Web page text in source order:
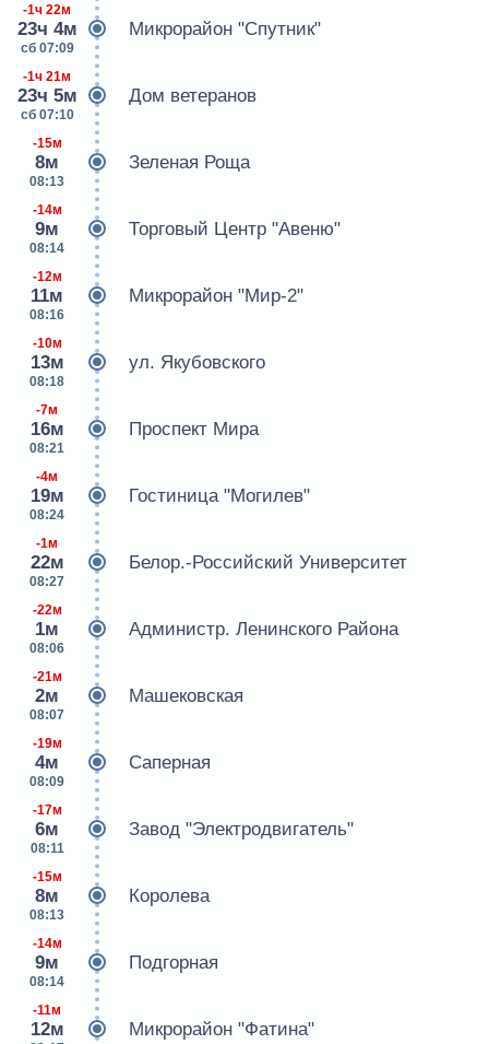
-1ч 22м
23ч 4м
сб 07:09
Микрорайон "Спутник"
-1ч 21м
23ч 5м
сб 07:10
Дом ветеранов
-15м
8м
08:13
Зеленая Роща
-14м
9м
08:14
Торговый Центр "Авеню"
-12м
11м
08:16
Микрорайон "Мир-2"
-10м
13м
08:18
ул. Якубовского
-7м
16м
08:21
Проспект Мира
-4м
19м
08:24
Гостиница "Могилев"
-1м
22м
08:27
Белор.-Российский Университет
-22м
1м
08:06
Администр. Ленинского Района
-21м
2м
08:07
Машековская
-19м
4м
08:09
Саперная
-17м
6м
08:11
Завод "Электродвигатель"
-15м
8м
08:13
Королева
-14м
9м
08:14
Подгорная
-11м
12м Микрорайон "Фатина"